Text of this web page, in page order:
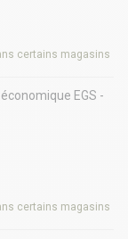
certains magasins
EGS -
certains magasins